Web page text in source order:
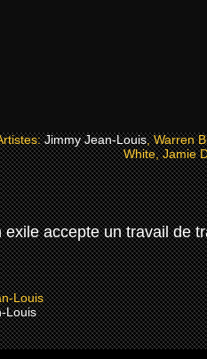
Jimmy Jean-Louis, Warren
White, Jamie
accepte un travail de
Louis